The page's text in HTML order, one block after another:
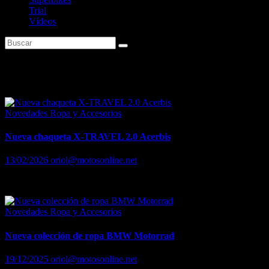
Trial
Vídeos
Novedades Ropa y Accesorios
Nueva chaqueta X-TRAVEL 2.0 Acerbis
13/02/2026 oriol@motosonline.net
Novedades Ropa y Accesorios
Nueva colección de ropa BMW Motorrad
19/12/2025 oriol@motosonline.net